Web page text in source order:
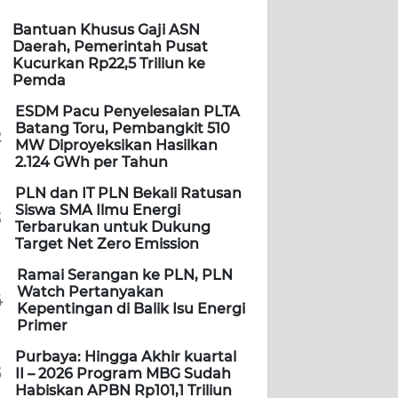
Bantuan Khusus Gaji ASN
Daerah, Pemerintah Pusat
Kucurkan Rp22,5 Triliun ke
Pemda
ESDM Pacu Penyelesaian PLTA
Batang Toru, Pembangkit 510
MW Diproyeksikan Hasilkan
2.124 GWh per Tahun
PLN dan IT PLN Bekali Ratusan
Siswa SMA Ilmu Energi
Terbarukan untuk Dukung
Target Net Zero Emission
Ramai Serangan ke PLN, PLN
Watch Pertanyakan
Kepentingan di Balik Isu Energi
Primer
Purbaya: Hingga Akhir kuartal
II – 2026 Program MBG Sudah
Habiskan APBN Rp101,1 Triliun